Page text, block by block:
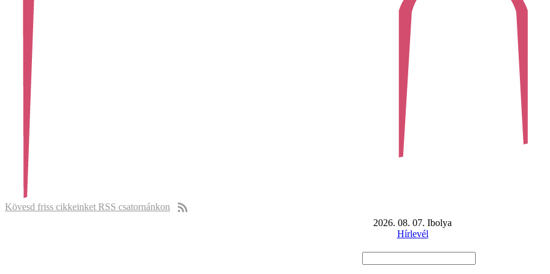
Kövesd friss cikkeinket RSS csatornánkon
2026. 08. 07. Ibolya
Hírlevél